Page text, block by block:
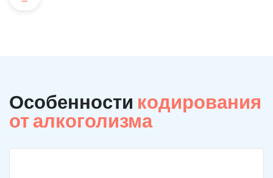
Особенности кодирования
от алкоголизма